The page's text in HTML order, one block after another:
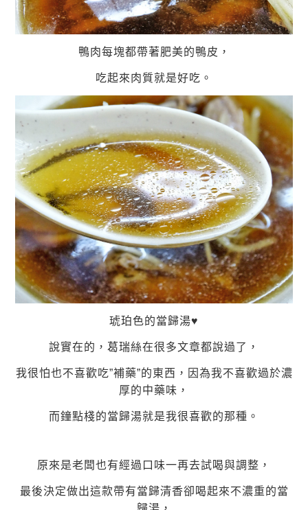
鴨肉每塊都帶著肥美的鴨皮，
吃起來肉質就是好吃。
琥珀色的當歸湯♥
說實在的，葛瑞絲在很多文章都說過了，
我很怕也不喜歡吃”補藥”的東西，因為我不喜歡過於濃
厚的中藥味，
而鐘點棧的當歸湯就是我很喜歡的那種。
原來是老闆也有經過口味一再去試喝與調整，
最後決定做出這款帶有當歸清香卻喝起來不濃重的當